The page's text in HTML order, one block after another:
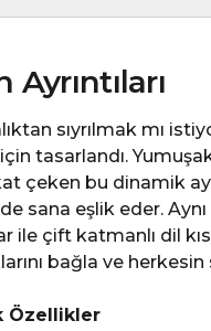
Ayrıntıları
sıyrılmak mı
tasarlandı.
çeken bu dinamik
sana eşlik eder.
ile çift katmanlı dil
bağla ve
Özellikler